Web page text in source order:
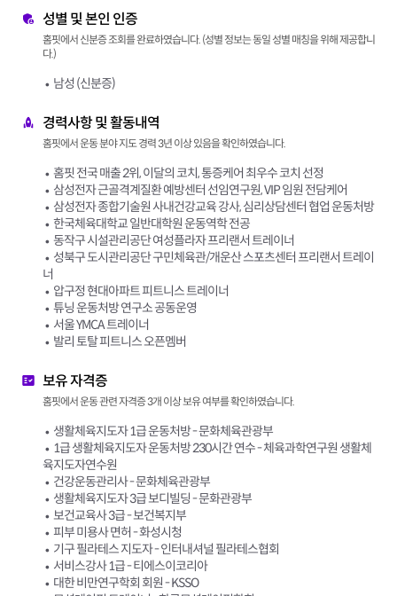
성별 및 본인 인증
홈핏에서 신분증 조회를 완료하였습니다. (성별 정보는 동일 성별 매칭을 위해 제공합니
다.)
남성 (신분증)
경력사항 및 활동내역
홈핏에서 운동 분야 지도 경력 3년 이상 있음을 확인하였습니다.
홈핏 전국 매출 2위, 이달의 코치, 통증케어 최우수 코치 선정
삼성전자 근골격계질환 예방센터 선임연구원, VIP 임원 전담케어
삼성전자 종합기술원 사내건강교육 강사, 심리상담센터 협업 운동처방
한국체육대학교 일반대학원 운동역학 전공
동작구 시설관리공단 여성플라자 프리랜서 트레이너
성북구 도시관리공단 구민체육관/개운산 스포츠센터 프리랜서 트레이
너
압구정 현대아파트 피트니스 트레이너
튜닝 운동처방 연구소 공동운영
서울 YMCA 트레이너
발리 토탈 피트니스 오픈멤버
보유 자격증
홈핏에서 운동 관련 자격증 3개 이상 보유 여부를 확인하였습니다.
생활체육지도자 1급 운동처방 - 문화체육관광부
1급 생활체육지도자 운동처방 230시간 연수 - 체육과학연구원 생활체
육지도자연수원
건강운동관리사 - 문화체육관광부
생활체육지도자 3급 보디빌딩 - 문화관광부
보건교육사 3급 - 보건복지부
피부 미용사 면허 - 화성시청
기구 필라테스 지도자 - 인터내셔널 필라테스협회
서비스강사 1급 - 티에스이코리아
대한 비만연구학회 회원 - KSSO